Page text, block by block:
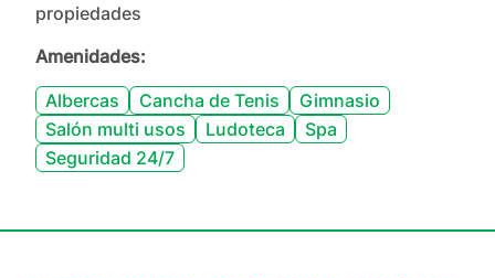
propiedades
Amenidades:
Albercas
Cancha de Tenis
Gimnasio
Salón multi usos
Ludoteca
Spa
Seguridad 24/7